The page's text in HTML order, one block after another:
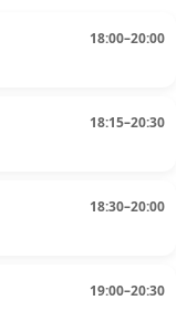
18:00–20:00
18:15–20:30
18:30–20:00
19:00–20:30